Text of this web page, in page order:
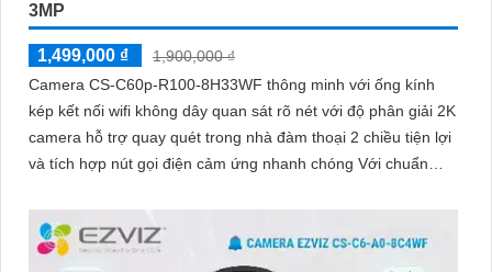
3MP
1,499,000 ₫
1,900,000 ₫
Camera CS-C60p-R100-8H33WF thông minh với ống kính
kép kết nối wifi không dây quan sát rõ nét với độ phân giải 2K
camera hỗ trợ quay quét trong nhà đàm thoại 2 chiều tiện lợi
và tích hợp nút gọi điện cảm ứng nhanh chóng Với chuẩn